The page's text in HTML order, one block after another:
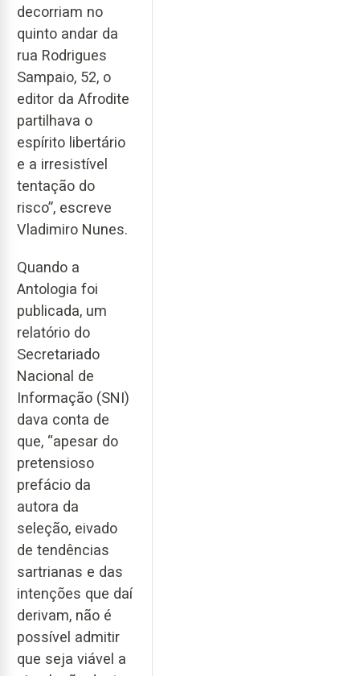
decorriam no
quinto andar da
rua Rodrigues
Sampaio, 52, o
editor da Afrodite
partilhava o
espírito libertário
e a irresistível
tentação do
risco”, escreve
Vladimiro Nunes.
Quando a
Antologia foi
publicada, um
relatório do
Secretariado
Nacional de
Informação (SNI)
dava conta de
que, “apesar do
pretensioso
prefácio da
autora da
seleção, eivado
de tendências
sartrianas e das
intenções que daí
derivam, não é
possível admitir
que seja viável a